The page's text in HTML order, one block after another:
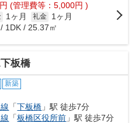
円 (管理費等：5,000円 )
1ヶ月 礼金
1ヶ月
1DK / 25.37㎡
板橋
新築
「下板橋 」駅 徒歩7分
「板橋区役所前 」駅 徒歩7分